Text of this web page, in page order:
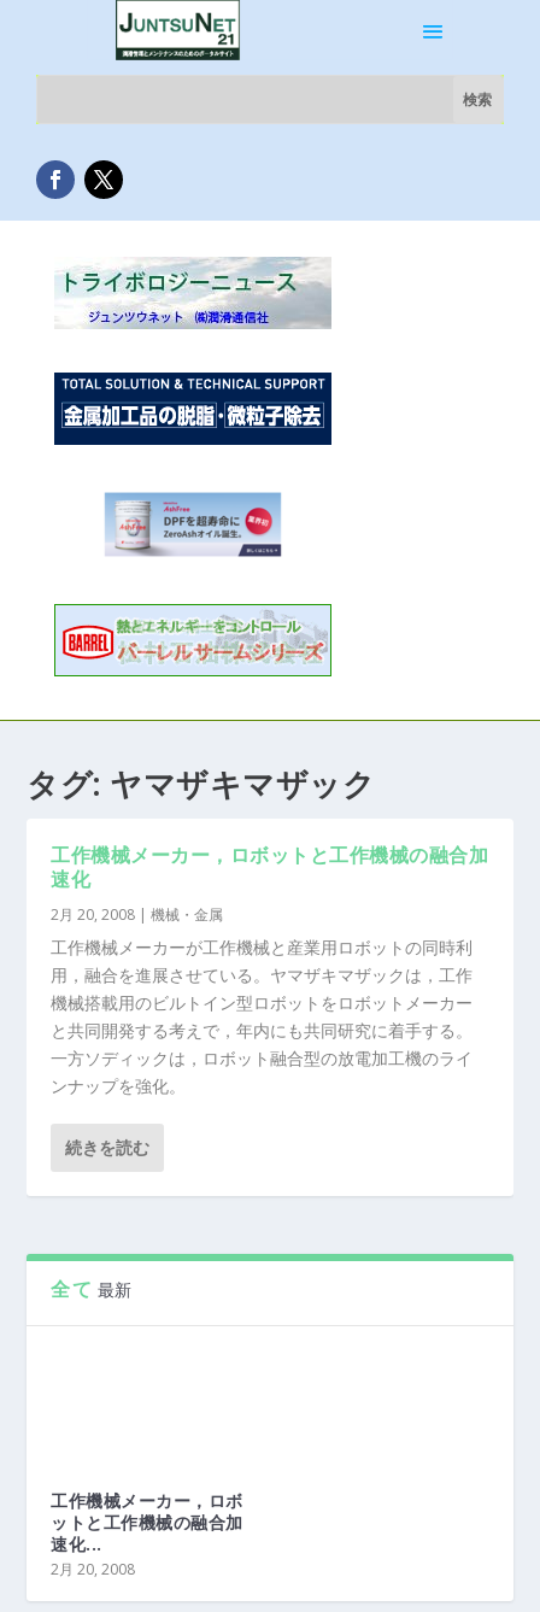
タグ: ヤマザキマザック
工作機械メーカー，ロボットと工作機械の融合加
速化
2月 20, 2008 |機械・金属
工作機械メーカーが工作機械と産業用ロボットの同時利
用，融合を進展させている。ヤマザキマザックは，工作
機械搭載用のビルトイン型ロボットをロボットメーカー
と共同開発する考えで，年内にも共同研究に着手する。
一方ソディックは，ロボット融合型の放電加工機のライ
ンナップを強化。
続きを読む
全て 最新
工作機械メーカー，ロボ
ットと工作機械の融合加
速化...
2月 20, 2008